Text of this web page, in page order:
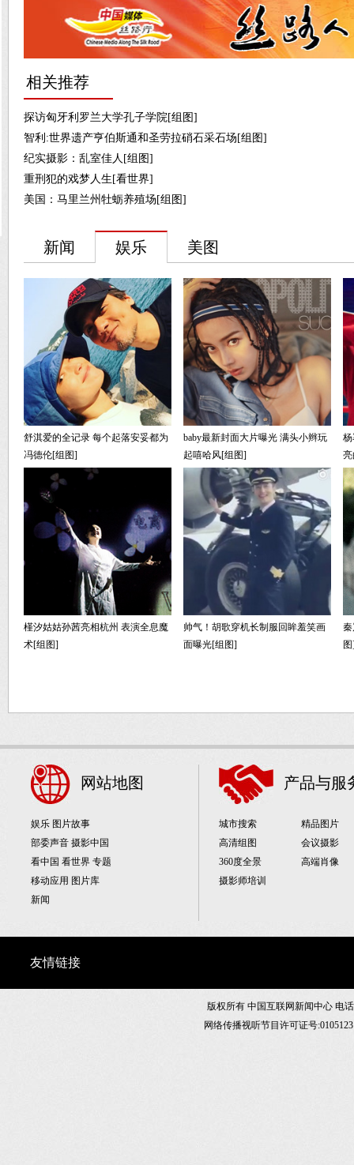
相关推荐
探访匈牙利罗兰大学孔子学院[组图]
智利:世界遗产亨伯斯通和圣劳拉硝石采石场[组图]
纪实摄影：乱室佳人[组图]
重刑犯的戏梦人生[看世界]
美国：马里兰州牡蛎养殖场[组图]